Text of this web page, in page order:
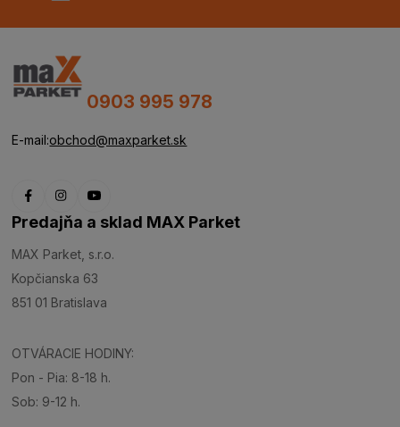
0903 995 978
E-mail:obchod@maxparket.sk
Predajňa a sklad MAX Parket
MAX Parket, s.r.o.
Kopčianska 63
851 01 Bratislava
OTVÁRACIE HODINY:
Pon - Pia: 8-18 h.
Sob: 9-12 h.